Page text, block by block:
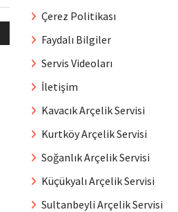
Çerez Politikası
Faydalı Bilgiler
Servis Videoları
İletişim
Kavacık Arçelik Servisi
Kurtköy Arçelik Servisi
Soğanlık Arçelik Servisi
Küçükyalı Arçelik Servisi
Sultanbeyli Arçelik Servisi